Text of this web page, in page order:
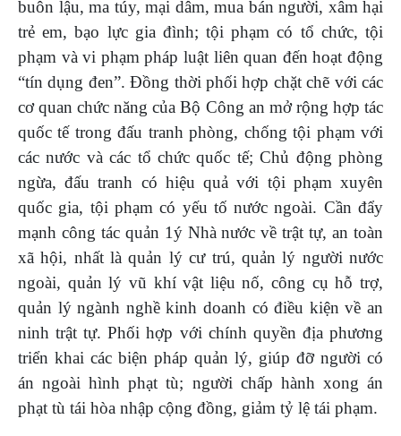
buôn lậu, ma túy, mại dâm, mua bán người, xâm hại
trẻ em, bạo lực gia đình; tội phạm có tổ chức, tội
phạm và vi phạm pháp luật liên quan đến hoạt động
“tín dụng đen”. Đồng thời phối hợp chặt chẽ với các
cơ quan chức năng của Bộ Công an mở rộng hợp tác
quốc tế trong đấu tranh phòng, chống tội phạm với
các nước và các tổ chức quốc tế; Chủ động phòng
ngừa, đấu tranh có hiệu quả với tội phạm xuyên
quốc gia, tội phạm có yếu tố nước ngoài. Cần đẩy
mạnh công tác quản 1ý Nhà nước về trật tự, an toàn
xã hội, nhất là quản lý cư trú, quản lý người nước
ngoài, quản lý vũ khí vật liệu nố, công cụ hỗ trợ,
quản lý ngành nghề kinh doanh có điều kiện về an
ninh trật tự. Phối hợp với chính quyền địa phương
triển khai các biện pháp quản lý, giúp đỡ người có
án ngoài hình phạt tù; người chấp hành xong án
phạt tù tái hòa nhập cộng đồng, giảm tỷ lệ tái phạm.